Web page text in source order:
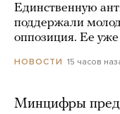
Единственную
поддержали
оппозиция. Ее
НОВОСТИ 15 часов
Минцифры